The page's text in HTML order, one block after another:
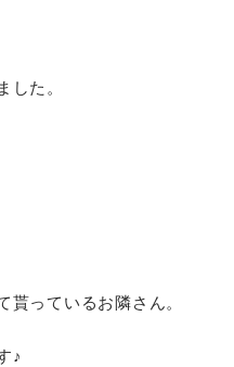
した。
っているお隣さん。
♪